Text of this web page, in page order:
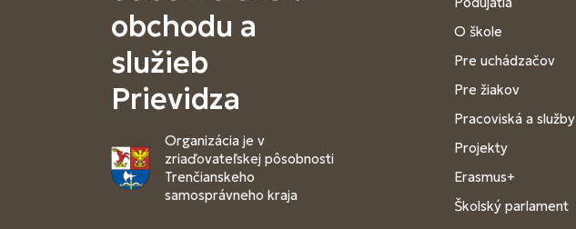
obchodu a
služieb
Prievidza
Organizácia je v
zriaďovateľskej pôsobnosti
Trenčianskeho
samosprávneho kraja
O škole
Pre uchádzačov
Pre žiakov
Pracoviská a služby
Projekty
Erasmus+
Školský parlament